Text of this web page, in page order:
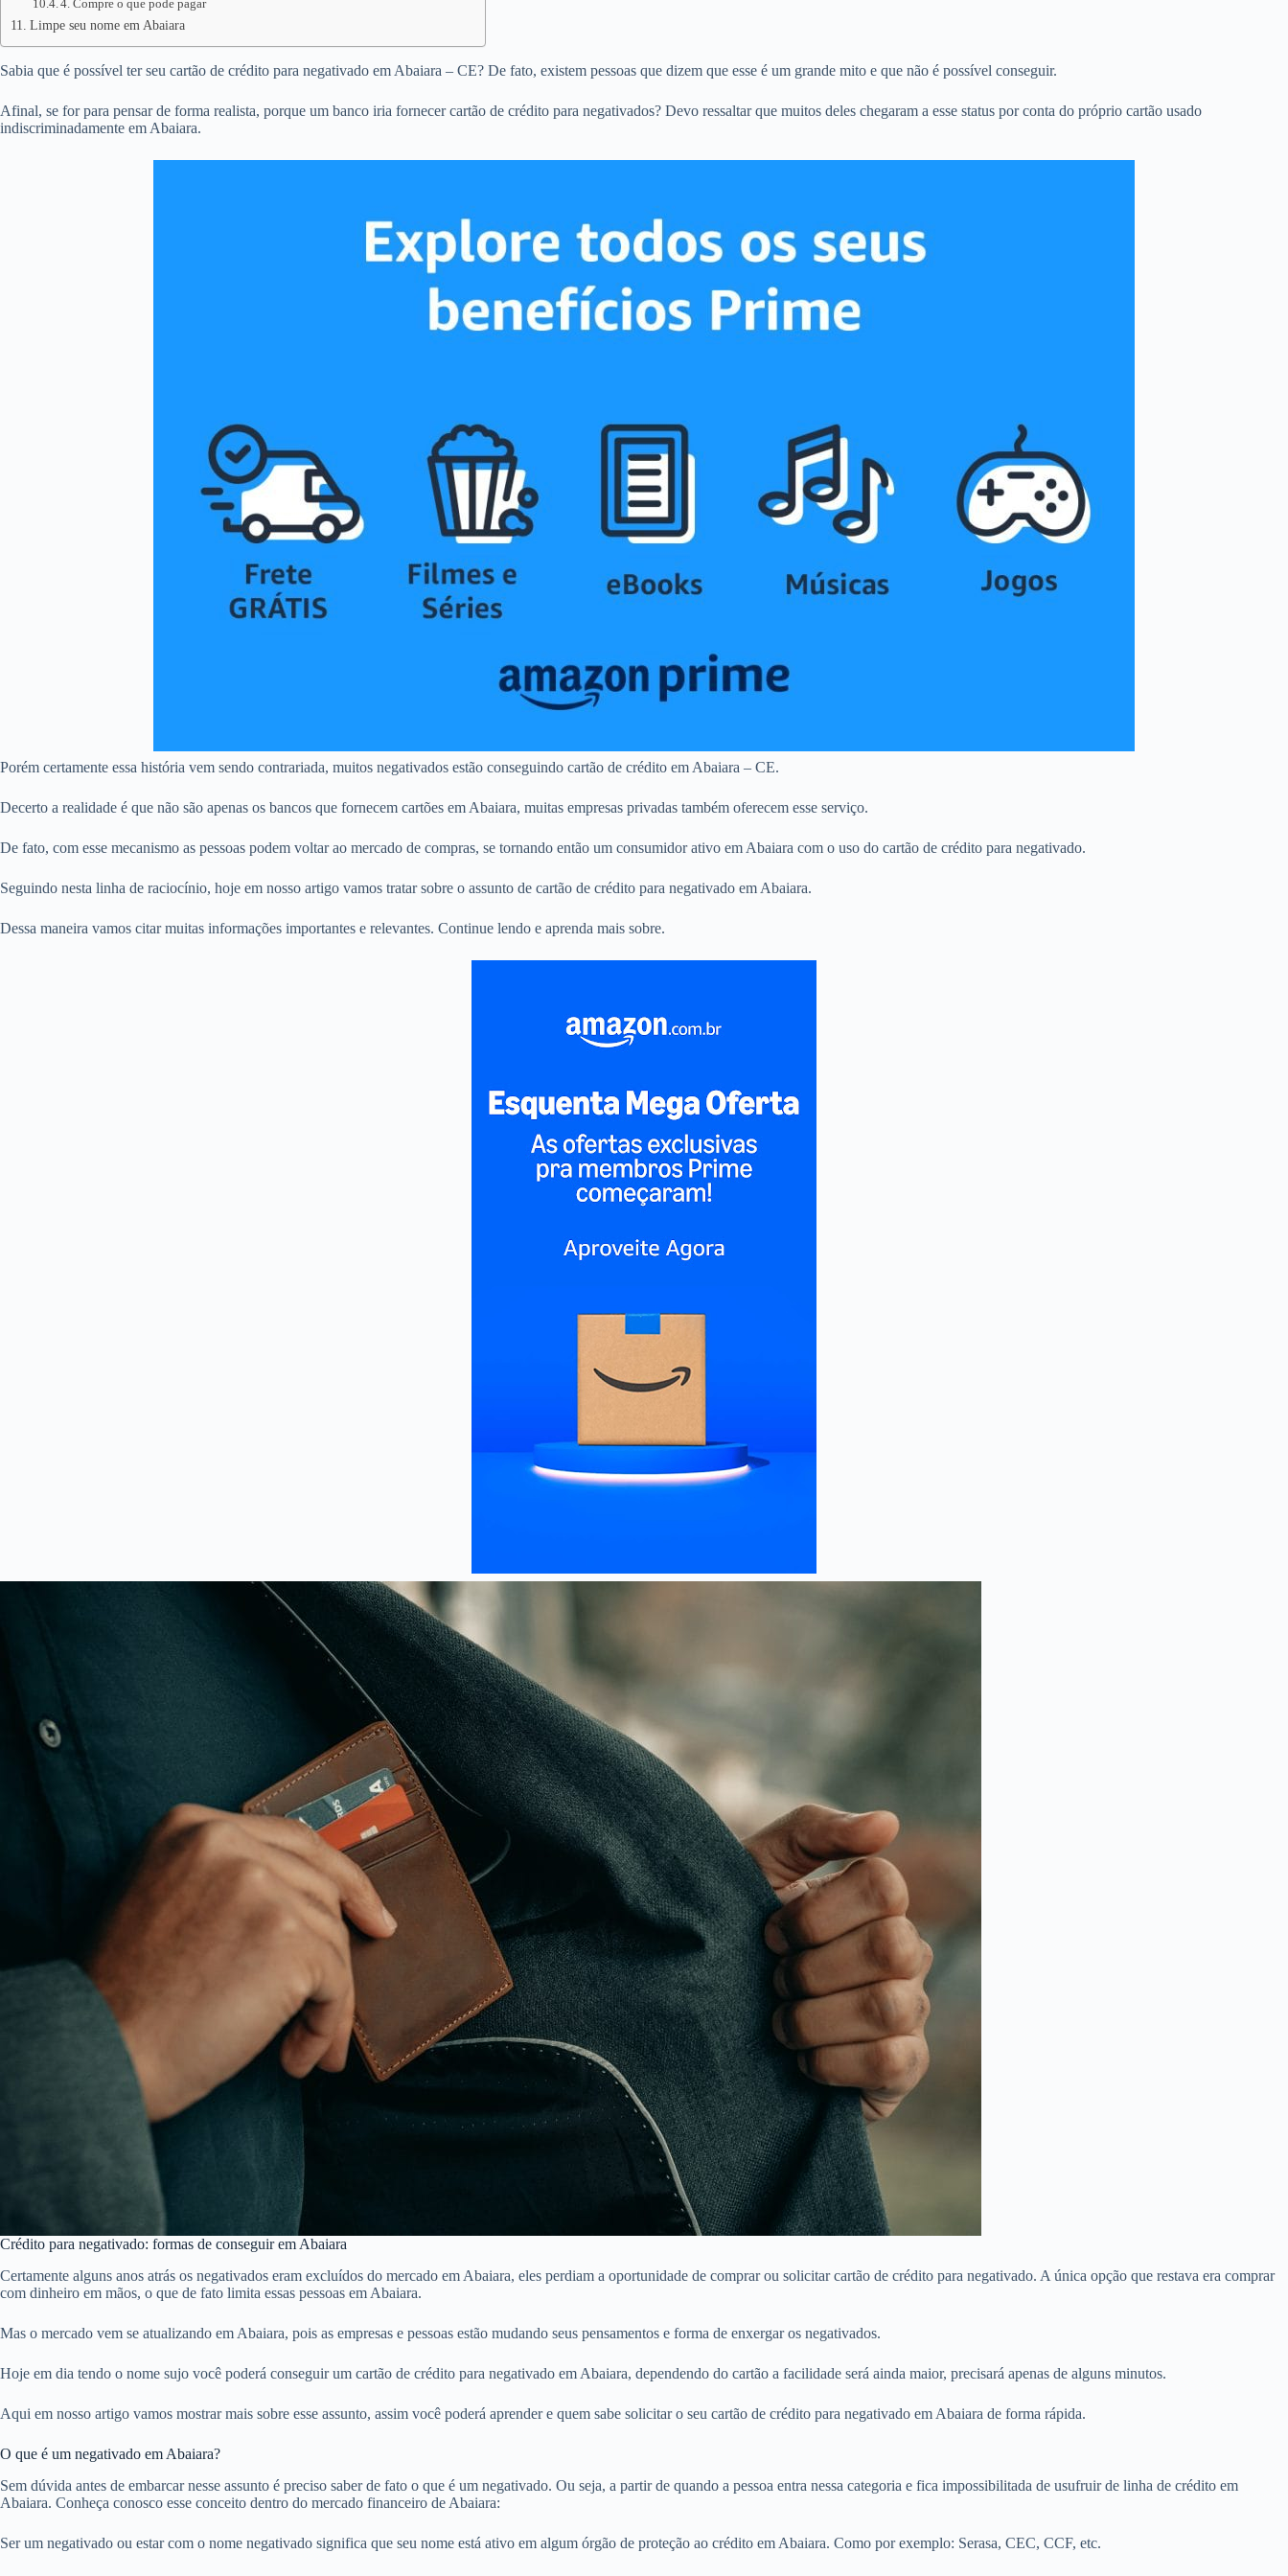
4. Compre o que pode pagar
Limpe seu nome em Abaiara
Sabia que é possível ter seu cartão de crédito para negativado em Abaiara – CE? De fato, existem pessoas que dizem que esse é um grande mito e que não é possível conseguir.
Afinal, se for para pensar de forma realista, porque um banco iria fornecer cartão de crédito para negativados? Devo ressaltar que muitos deles chegaram a esse status por conta do próprio cartão usado
indiscriminadamente em Abaiara.
Porém certamente essa história vem sendo contrariada, muitos negativados estão conseguindo cartão de crédito em Abaiara – CE.
Decerto a realidade é que não são apenas os bancos que fornecem cartões em Abaiara, muitas empresas privadas também oferecem esse serviço.
De fato, com esse mecanismo as pessoas podem voltar ao mercado de compras, se tornando então um consumidor ativo em Abaiara com o uso do cartão de crédito para negativado.
Seguindo nesta linha de raciocínio, hoje em nosso artigo vamos tratar sobre o assunto de cartão de crédito para negativado em Abaiara.
Dessa maneira vamos citar muitas informações importantes e relevantes. Continue lendo e aprenda mais sobre.
Crédito para negativado: formas de conseguir em Abaiara
Certamente alguns anos atrás os negativados eram excluídos do mercado em Abaiara, eles perdiam a oportunidade de comprar ou solicitar cartão de crédito para negativado. A única opção que restava era comprar
com dinheiro em mãos, o que de fato limita essas pessoas em Abaiara.
Mas o mercado vem se atualizando em Abaiara, pois as empresas e pessoas estão mudando seus pensamentos e forma de enxergar os negativados.
Hoje em dia tendo o nome sujo você poderá conseguir um cartão de crédito para negativado em Abaiara, dependendo do cartão a facilidade será ainda maior, precisará apenas de alguns minutos.
Aqui em nosso artigo vamos mostrar mais sobre esse assunto, assim você poderá aprender e quem sabe solicitar o seu cartão de crédito para negativado em Abaiara de forma rápida.
O que é um negativado em Abaiara?
Sem dúvida antes de embarcar nesse assunto é preciso saber de fato o que é um negativado. Ou seja, a partir de quando a pessoa entra nessa categoria e fica impossibilitada de usufruir de linha de crédito em
Abaiara. Conheça conosco esse conceito dentro do mercado financeiro de Abaiara:
Ser um negativado ou estar com o nome negativado significa que seu nome está ativo em algum órgão de proteção ao crédito em Abaiara. Como por exemplo: Serasa, CEC, CCF, etc.